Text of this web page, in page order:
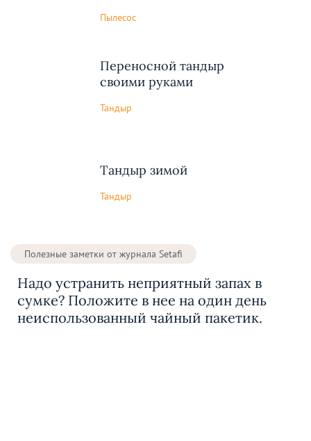
Пылесос
Переносной тандыр
своими руками
Тандыр
Тандыр зимой
Тандыр
Полезные заметки от журнала Setafi